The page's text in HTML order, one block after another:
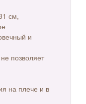
см,
и
позволяет
на плече и в